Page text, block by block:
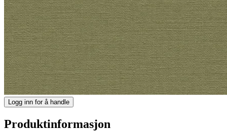
Logg inn for å handle
Produktinformasjon